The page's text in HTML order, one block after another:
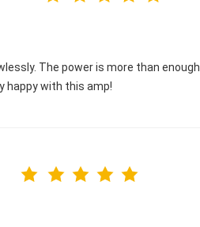
The power is more than enough
happy with this amp!